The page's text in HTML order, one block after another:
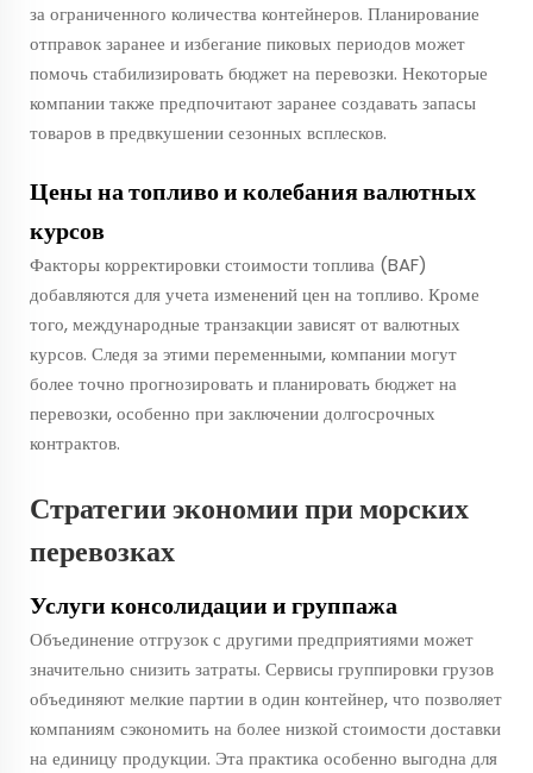
за ограниченного количества контейнеров. Планирование
отправок заранее и избегание пиковых периодов может
помочь стабилизировать бюджет на перевозки. Некоторые
компании также предпочитают заранее создавать запасы
товаров в предвкушении сезонных всплесков.
Цены на топливо и колебания валютных
курсов
Факторы корректировки стоимости топлива (BAF)
добавляются для учета изменений цен на топливо. Кроме
того, международные транзакции зависят от валютных
курсов. Следя за этими переменными, компании могут
более точно прогнозировать и планировать бюджет на
перевозки, особенно при заключении долгосрочных
контрактов.
Стратегии экономии при морских
перевозках
Услуги консолидации и группажа
Объединение отгрузок с другими предприятиями может
значительно снизить затраты. Сервисы группировки грузов
объединяют мелкие партии в один контейнер, что позволяет
компаниям сэкономить на более низкой стоимости доставки
на единицу продукции. Эта практика особенно выгодна для